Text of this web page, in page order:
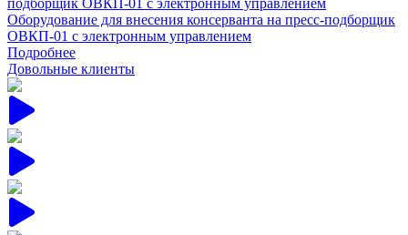
Оборудование для внесения консерванта на пресс-подборщик
ОВКП-01 с электронным управлением
Подробнее
Довольные клиенты